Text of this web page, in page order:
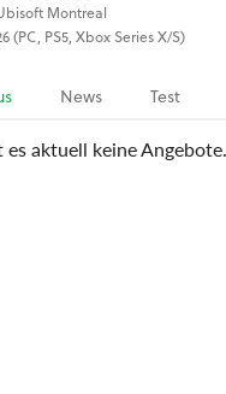
Montreal
(PC, PS5, Xbox Series X/S)
News Test
aktuell keine Angebote.